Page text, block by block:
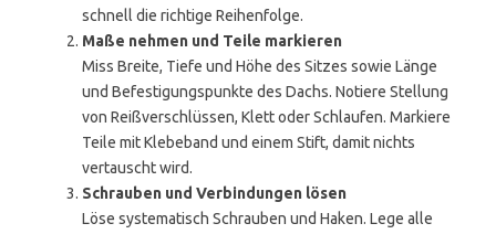
schnell die richtige Reihenfolge.
Maße nehmen und Teile markieren
Miss Breite, Tiefe und Höhe des Sitzes sowie Länge
und Befestigungspunkte des Dachs. Notiere Stellung
von Reißverschlüssen, Klett oder Schlaufen. Markiere
Teile mit Klebeband und einem Stift, damit nichts
vertauscht wird.
Schrauben und Verbindungen lösen
Löse systematisch Schrauben und Haken. Lege alle